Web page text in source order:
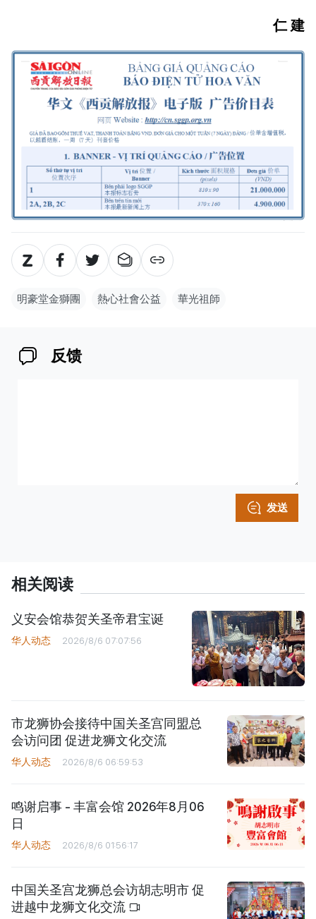
仁 建
明豪堂金獅團 熱心社會公益 華光祖師
反馈
发送
相关阅读
义安会馆恭贺关圣帝君宝诞
华人动态 2026/8/6 07:07:56
市龙狮协会接待中国关圣宫同盟总
会访问团 促进龙狮文化交流
华人动态 2026/8/6 06:59:53
鸣谢启事 - 丰富会馆 2026年8月06
日
华人动态 2026/8/6 01:56:17
中国关圣宫龙狮总会访胡志明市 促
进越中龙狮文化交流